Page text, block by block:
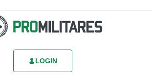
LOGIN